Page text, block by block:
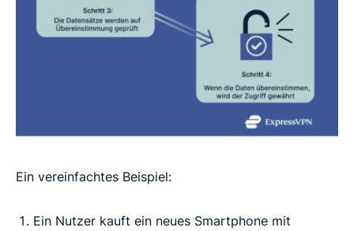
Ein vereinfachtes Beispiel:
Ein Nutzer kauft ein neues Smartphone mit